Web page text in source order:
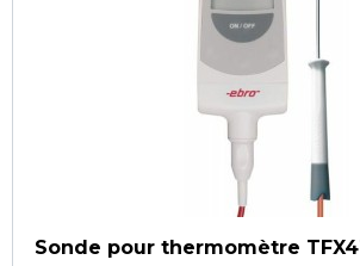
Sonde pour thermomètre